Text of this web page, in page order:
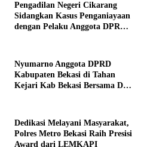
Pengadilan Negeri Cikarang
Sidangkan Kasus Penganiayaan
dengan Pelaku Anggota DPRD
Nyumarno Anggota DPRD
Kabupaten Bekasi di Tahan
Kejari Kab Bekasi Bersama Dua
Dedikasi Melayani Masyarakat,
Polres Metro Bekasi Raih Presisi
Award dari LEMKAPI